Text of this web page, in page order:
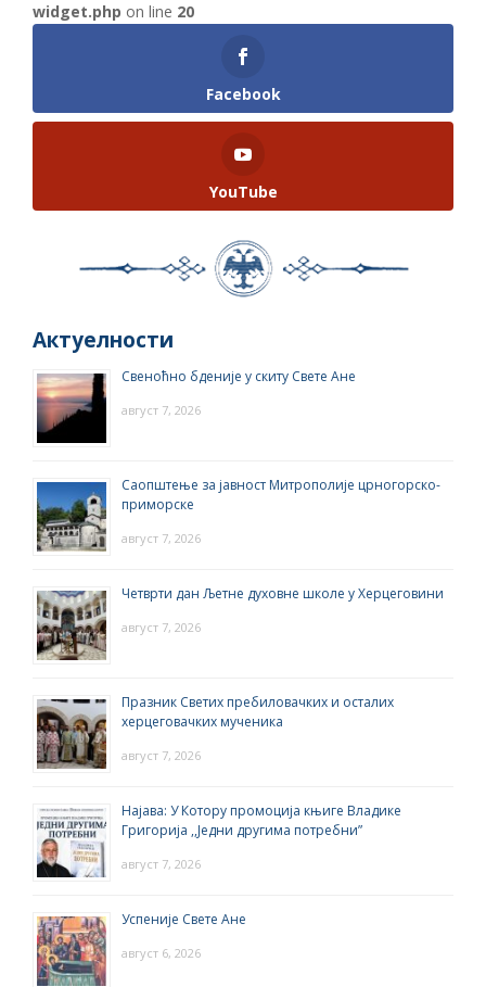
widget.php on line 20
Facebook
YouTube
Актуелности
Свеноћно бденије у скиту Свете Ане
август 7, 2026
Саопштење за јавност Митрополије црногорско-
приморске
август 7, 2026
Четврти дан Љетне духовне школе у Херцеговини
август 7, 2026
Празник Светих пребиловачких и осталих
херцеговачких мученика
август 7, 2026
Најава: У Котору промоција књиге Владике
Григорија ,,Једни другима потребни”
август 7, 2026
Успеније Свете Ане
август 6, 2026